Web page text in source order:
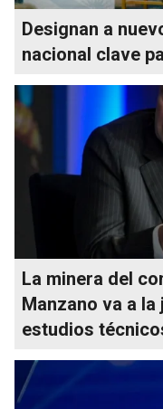
Designan a
nacional clave
La minera del
Manzano va a
estudios